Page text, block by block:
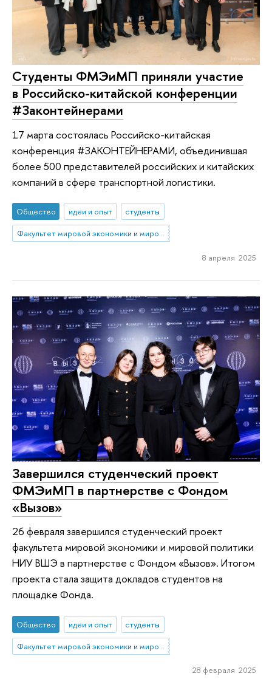
Студенты ФМЭиМП приняли участие
в Российско-китайской конференции
#Законтейнерами
17 марта состоялась Российско-китайская
конференция #ЗАКОНТЕЙНЕРАМИ, объединившая
более 500 представителей российских и китайских
компаний в сфере транспортной логистики.
Общество идеи и опыт
студенты
Факультет мировой экономики и мировой политики
8 апреля 2025
Завершился студенческий проект
ФМЭиМП в партнерстве с Фондом
«Вызов»
26 февраля завершился студенческий проект
факультета мировой экономики и мировой политики
НИУ ВШЭ в партнерстве с Фондом «Вызов». Итогом
проекта стала защита докладов студентов на
площадке Фонда.
Общество идеи и опыт
студенты
Факультет мировой экономики и мировой политики
28 февраля 2025